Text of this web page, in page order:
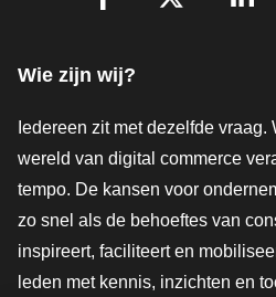
Wie zijn wij?
Iedereen zit met dezelfde vraag.
wereld van digital commerce
tempo. De kansen voor
zo snel als de behoeftes van
inspireert, faciliteert en
leden met kennis, inzichten en